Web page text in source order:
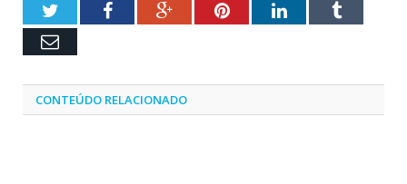
TwitterFacebookGoogle+PinterestLinkedInTumblr
Email
CONTEÚDO RELACIONADO